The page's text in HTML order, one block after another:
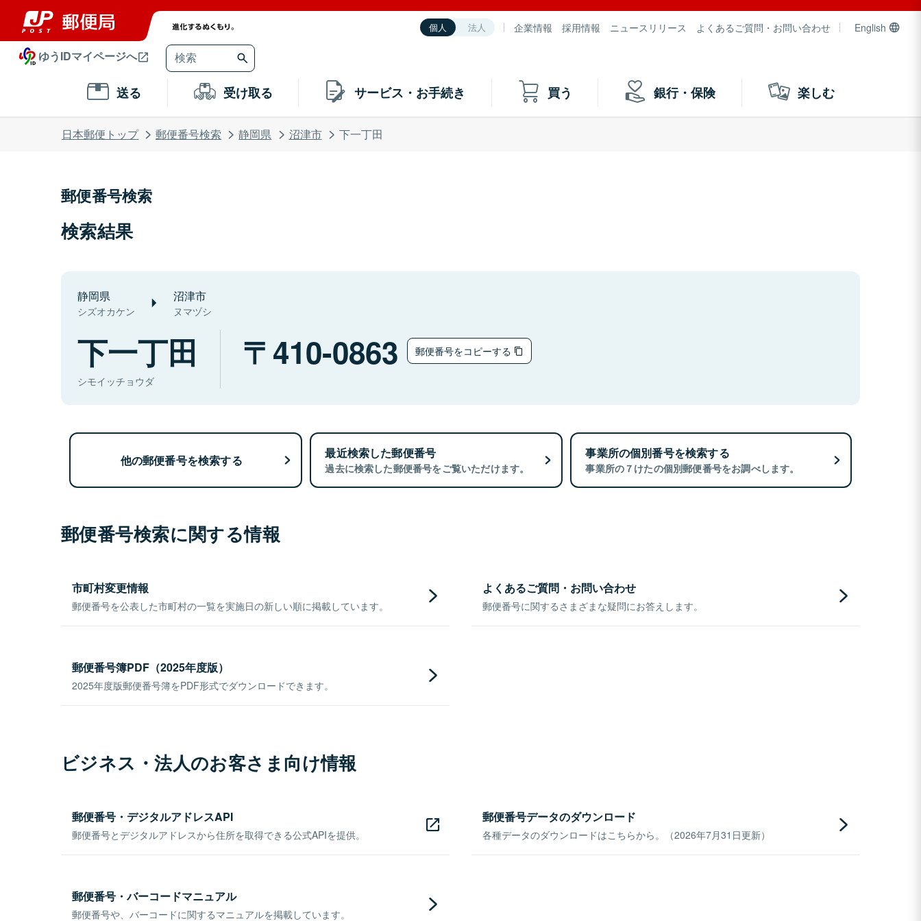
個人 法人 企業情報 採用情報 ニュースリリース よくあるご質問・お問い合わせ English
ゆうIDマイページへ
送る 受け取る サービス・お手続き 買う 銀行・保険 楽しむ
日本郵便トップ 郵便番号検索 静岡県 沼津市 下一丁田
郵便番号検索
検索結果
静岡県
シズオカケン
沼津市
ヌマヅシ
下一丁田
シモイッチョウダ
410-0863 郵便番号をコピーする
他の郵便番号を検索する 最近検索した郵便番号
過去に検索した郵便番号をご覧いただけます。
事業所の個別番号を検索する
事業所の７けたの個別郵便番号をお調べします。
郵便番号検索に関する情報
市町村変更情報
郵便番号を公表した市町村の一覧を実施日の新しい順に掲載しています。
よくあるご質問・お問い合わせ
郵便番号に関するさまざまな疑問にお答えします。
郵便番号簿PDF（2025年度版）
2025年度版郵便番号簿をPDF形式でダウンロードできます。
ビジネス・法人のお客さま向け情報
郵便番号・デジタルアドレスAPI
郵便番号とデジタルアドレスから住所を取得できる公式APIを提供。
郵便番号データのダウンロード
各種データのダウンロードはこちらから。（2026年7月31日更新）
郵便番号・バーコードマニュアル
郵便番号や、バーコードに関するマニュアルを掲載しています。